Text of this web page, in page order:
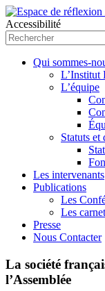
Accessibilité
Qui sommes-
L’Institut
L’équipe
Statuts et
Les intervenants
Publications
Les
Les
Presse
Nous Contacter
La société
l’Assemblée